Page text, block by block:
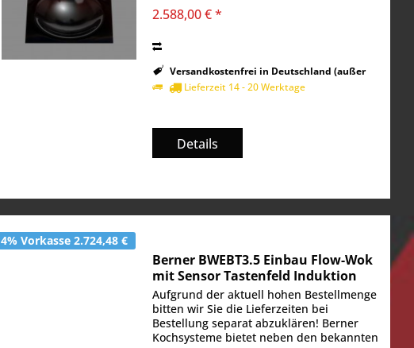
2.588,00 € *
Versandkostenfrei in Deutschland (außer
Inseln)Lieferzeit 14 - 20 Werktage
Details
4% Vorkasse 2.724,48 €
Berner BWEBT3.5 Einbau Flow-Wok
mit Sensor Tastenfeld Induktion
3500 Watt
Aufgrund der aktuell hohen Bestellmenge
bitten wir Sie die Lieferzeiten bei
Bestellung separat abzuklären! Berner
Kochsysteme bietet neben den bekannten